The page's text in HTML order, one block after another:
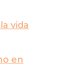
vida
en